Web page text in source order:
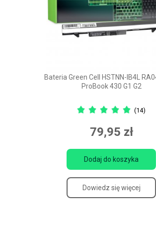
Bateria Green Cell HSTNN-IB4L
ProBook 430 G1 G2
(14)
79,95 zł
Dodaj do koszyka
Dowiedz się więcej